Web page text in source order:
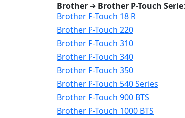
Brother ➔ Brother P-Touch Serie:
Brother P-Touch 18 R
Brother P-Touch 220
Brother P-Touch 310
Brother P-Touch 340
Brother P-Touch 350
Brother P-Touch 540 Series
Brother P-Touch 900 BTS
Brother P-Touch 1000 BTS